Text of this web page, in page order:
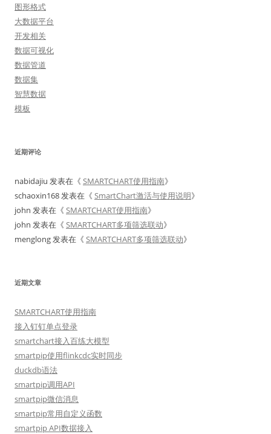
图形格式
大数据平台
开发相关
数据可视化
数据管道
数据集
智慧数据
模板
近期评论
nabidajiu 发表在《 SMARTCHART使用指南》
schaoxin168发表在《 SmartChart激活与使用说明》
john 发表在《 SMARTCHART使用指南》
john 发表在《 SMARTCHART多项筛选联动》
menglong发表在《 SMARTCHART多项筛选联动》
近期文章
SMARTCHART使用指南
接入钉钉单点登录
smartchart接入百练大模型
smartpip使用flinkcdc实时同步
duckdb语法
smartpip调用API
smartpip微信消息
smartpip常用自定义函数
smartpip API数据接入